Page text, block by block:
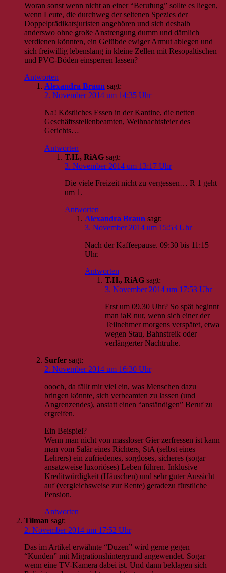
Woran sonst wenn nicht an einer “Berufung” sollte es liegen,
wenn Leute, die durchweg der seltenen Spezies der
Doppelprädikatsjuristen angehören und sich deshalb
anderswo ohne große Anstrengung dumm und dämlich
verdienen könnten, ein Gelübde ewiger Armut ablegen und
sich freiwillig lebenslang in kleine Zellen mit Resopaltischen
und PVC-Böden einsperren lassen?
Antworten
Alexandra Braun sagt:
2. November 2014 um 14:35 Uhr
Na! Köstliches Essen in der Kantine, die netten
Geschäftsstellenbeamten, Weihnachtsfeier des
Gerichts…
Antworten
T.H., RiAG sagt:
3. November 2014 um 13:17 Uhr
Die viele Freizeit nicht zu vergessen… R 1 geht
um 1.
Antworten
Alexandra Braun sagt:
3. November 2014 um 15:53 Uhr
Nach der Kaffeepause. 09:30 bis 11:15
Uhr.
Antworten
T.H., RiAG sagt:
3. November 2014 um 17:53 Uhr
Erst um 09.30 Uhr? So spät beginnt
man iaR nur, wenn sich einer der
Teilnehmer morgens verspätet, etwa
wegen Stau, Bahnstreik oder
verlängerter Nachtruhe.
Surfer sagt:
2. November 2014 um 16:30 Uhr
oooch, da fällt mir viel ein, was Menschen dazu
bringen könnte, sich verbeamten zu lassen (und
Angrenzendes), anstatt einen “anständigen” Beruf zu
ergreifen.
Ein Beispiel?
Wenn man nicht von massloser Gier zerfressen ist kann
man vom Salär eines Richters, StA (selbst eines
Lehrers) ein zufriedenes, sorgloses, sicheres (sogar
ansatzweise luxoriöses) Leben führen. Inklusive
Kreditwürdigkeit (Häuschen) und sehr guter Aussicht
auf (vergleichsweise zur Rente) geradezu fürstliche
Pension.
Antworten
Tilman sagt:
2. November 2014 um 17:52 Uhr
Das im Artikel erwähnte “Duzen” wird gerne gegen
“Kunden” mit Migrationshintergrund angewendet. Sogar
wenn eine TV-Kamera dabei ist. Und dann beklagen sich